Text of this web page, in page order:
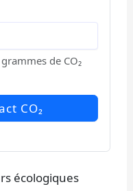
de CO₂
CO₂
écologiques